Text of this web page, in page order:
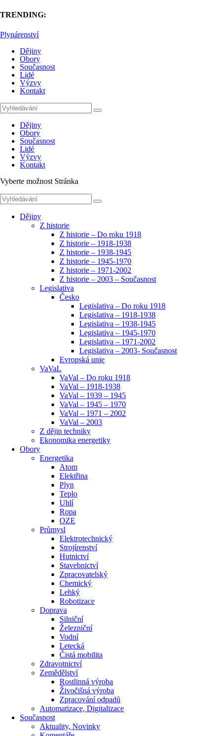
TRENDING:
Plynárenství
Dějiny
Obory
Současnost
Lidé
Výzvy
Kontakt
Dějiny
Obory
Současnost
Lidé
Výzvy
Kontakt
Vyberte možnost Stránka
Dějiny
Z historie
Z historie – Do roku 1918
Z historie – 1918-1938
Z historie – 1938-1945
Z historie – 1945-1970
Z historie – 1971-2002
Z historie – 2003 – Současnost
Legislativa
Česko
Legislativa – Do roku 1918
Legislativa – 1918-1938
Legislativa – 1938-1945
Legislativa – 1945-1970
Legislativa – 1971-2002
Legislativa – 2003- Současnost
Evropská unie
VaVaL
VaVal – Do roku 1918
VaVal – 1918-1938
VaVal – 1939 – 1945
VaVal – 1945 – 1970
VaVal – 1971 – 2002
VaVal – 2003
Z dějin techniky
Ekonomika energetiky
Obory
Energetika
Atom
Elektřina
Plyn
Teplo
Uhlí
Ropa
OZE
Průmysl
Elektrotechnický
Strojírenství
Hutnictví
Stavebnictví
Zpracovatelský
Chemický
Lehký
Robotizace
Doprava
Silniční
Železniční
Vodní
Letecká
Čistá mobilita
Zdravotnictví
Zemědělství
Rostlinná výroba
Živočišná výroba
Zpracování odpadů
Automatizace, Digitalizace
Současnost
Aktuality, Novinky